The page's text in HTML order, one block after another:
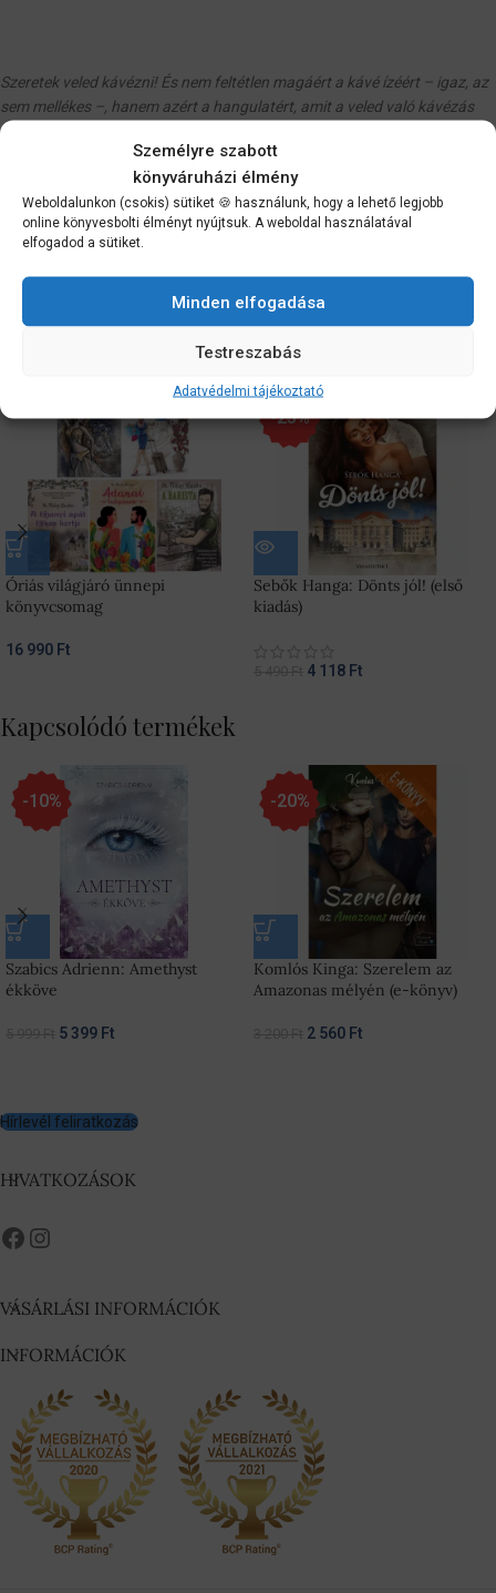
Személyre szabott
könyváruházi élmény
Weboldalunkon (csokis) sütiket 🍪 használunk, hogy a lehető legjobb
online könyvesbolti élményt nyújtsuk. A weboldal használatával
elfogadod a sütiket.
Minden elfogadása
Testreszabás
Adatvédelmi tájékoztató
Szeretek veled kávézni! És nem feltétlen magáért a kávé ízéért – igaz, az
sem mellékes –, hanem azért a hangulatért, amit a veled való kávézás
teremt meg. N. Fülöp Beáta
További információk
Vélemények (7)
Szállítási információk
Érdekelhetnek még…
Óriás világjáró ünnepi
könyvcsomag
16 990 Ft
-25%
Sebők Hanga: Dönts jól! (első
kiadás)
4 118 Ft
Kapcsolódó termékek
-10%
Szabics Adrienn: Amethyst
ékköve
5 399 Ft
-20%
Komlós Kinga: Szerelem az
Amazonas mélyén (e-könyv)
2 560 Ft
Hírlevél feliratkozás
HIVATKOZÁSOK
VÁSÁRLÁSI INFORMÁCIÓK
INFORMÁCIÓK